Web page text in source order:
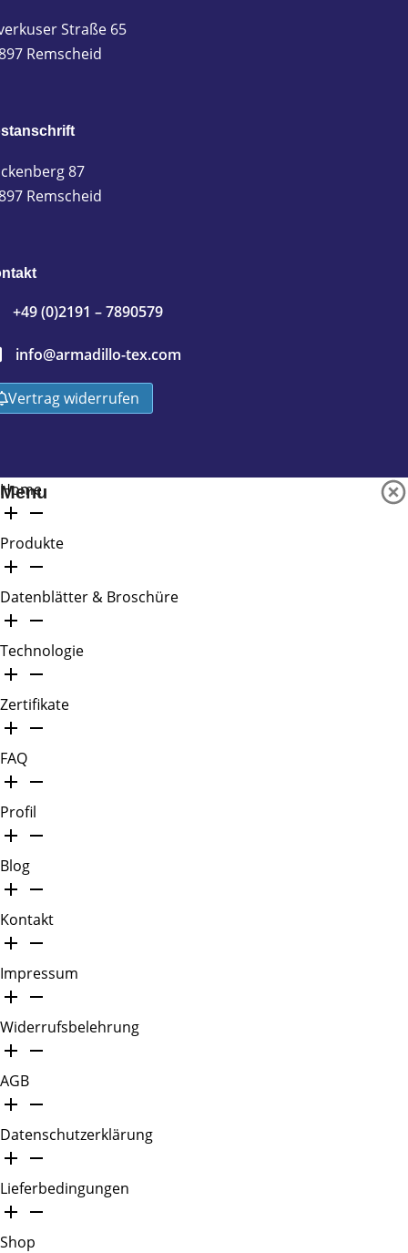
Straße 65
Remscheid
87
Remscheid
+49 (0)2191 – 7890579
info@armadillo-tex.com
Vertrag widerrufen
Menu
Home
Produkte
Datenblätter & Broschüre
Technologie
Zertifikate
FAQ
Profil
Blog
Kontakt
Impressum
Widerrufsbelehrung
AGB
Datenschutzerklärung
Lieferbedingungen
Shop